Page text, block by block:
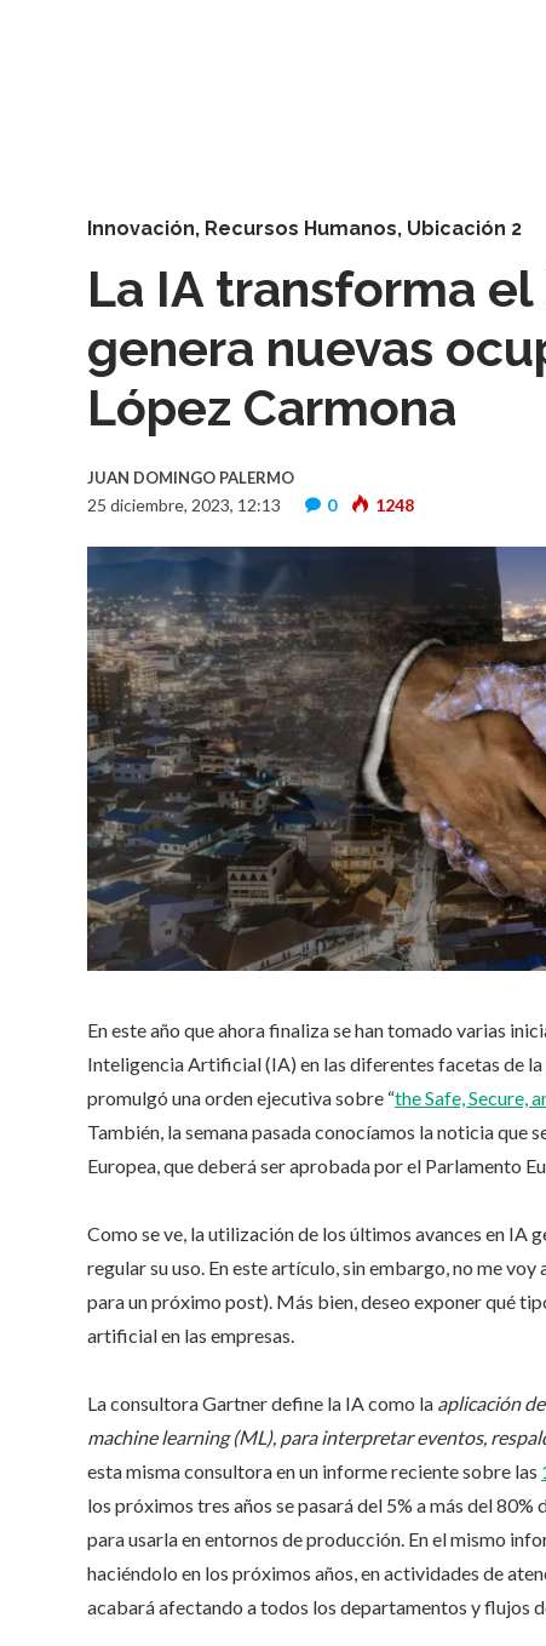
Innovación, Recursos Humanos, Ubicación 2
La IA transforma
genera nuevas
López Carmona
JUAN DOMINGO PALERMO
25 diciembre, 2023, 12:13 0 1248
En este año que ahora finaliza se han tomado varias
Inteligencia Artificial (IA) en las diferentes facetas de
promulgó una orden ejecutiva sobre “the Safe, Secure,
También, la semana pasada conocíamos la noticia que
Europea, que deberá ser aprobada por el Parlamento
Como se ve, la utilización de los últimos avances en IA
regular su uso. En este artículo, sin embargo, no me
para un próximo post). Más bien, deseo exponer qué
artificial en las empresas.
La consultora Gartner define la IA como la aplicación
machine learning (ML), para interpretar eventos,
esta misma consultora en un informe reciente sobre las
los próximos tres años se pasará del 5% a más del
para usarla en entornos de producción. En el mismo
haciéndolo en los próximos años, en actividades de
acabará afectando a todos los departamentos y flujos